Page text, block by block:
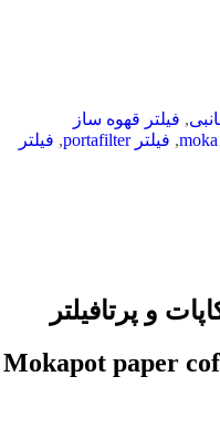
, فیلتر قهوه ساز
, فیلتر portafilter , فیلتر
و پرتافیلتر
Mokapot paper